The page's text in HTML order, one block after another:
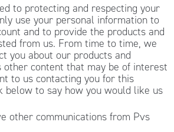
to protecting and respecting your
use your personal information to
and to provide the products and
from us. From time to time, we
you about our products and
other content that may be of interest
to us contacting you for this
below to say how you would like us
other communications from Pvs